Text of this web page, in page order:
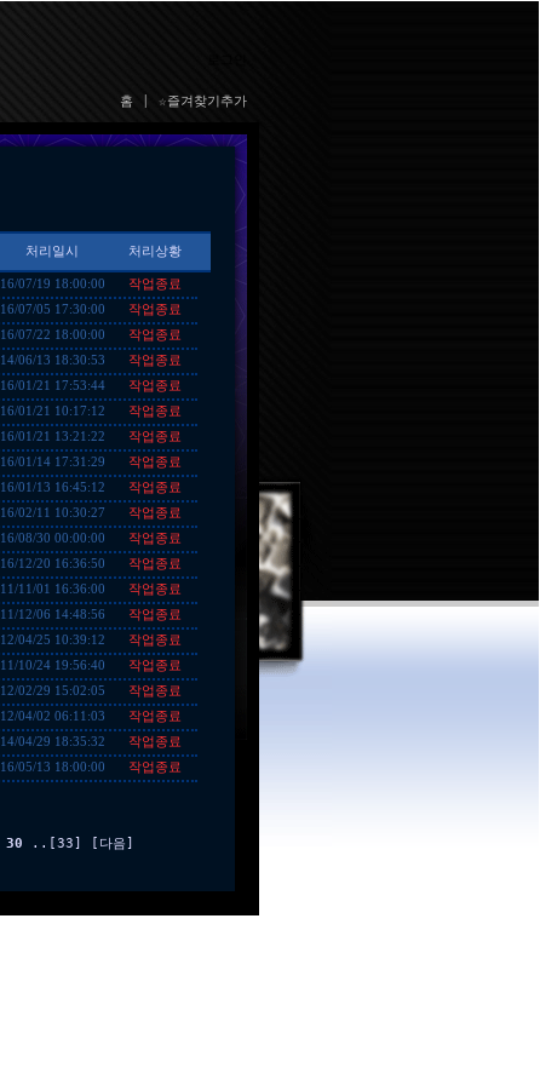
처리일시 처리상황
16/07/19 18:00:00
작업종료
16/07/05 17:30:00
작업종료
16/07/22 18:00:00
작업종료
14/06/13 18:30:53
작업종료
16/01/21 17:53:44
작업종료
16/01/21 10:17:12
작업종료
16/01/21 13:21:22
작업종료
16/01/14 17:31:29
작업종료
16/01/13 16:45:12
작업종료
16/02/11 10:30:27
작업종료
16/08/30 00:00:00
작업종료
16/12/20 16:36:50
작업종료
11/11/01 16:36:00
작업종료
11/12/06 14:48:56
작업종료
12/04/25 10:39:12
작업종료
11/10/24 19:56:40
작업종료
12/02/29 15:02:05
작업종료
12/04/02 06:11:03
작업종료
14/04/29 18:35:32
작업종료
16/05/13 18:00:00 작업종료
30 .. [33] [다음]
홈 ☆즐겨찾기추가